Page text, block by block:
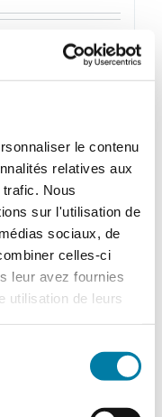
le contenu
relatives aux
Nous
sur l'utilisation de
sociaux, de
celles-ci
leur avez fournies
utilisation de leurs